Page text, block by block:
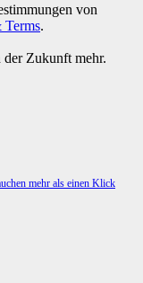
von
Terms.
Zukunft mehr.